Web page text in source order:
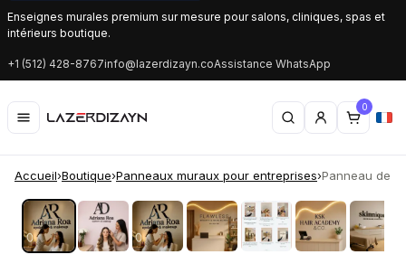
Enseignes murales premium sur mesure pour salons, cliniques, spas et
intérieurs boutique.
+1 (512) 428-8767info@lazerdizayn.coAssistance WhatsApp
0
Accueil›Boutique›Panneaux muraux pour entreprises›Panneau de
‹ ›